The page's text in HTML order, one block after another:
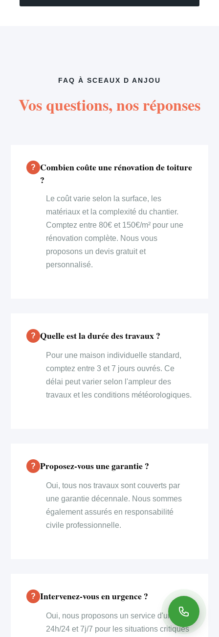
FAQ À SCEAUX D ANJOU
Vos questions, nos réponses
Combien coûte une rénovation de toiture
?
Le coût varie selon la surface, les
matériaux et la complexité du chantier.
Comptez entre 80€ et 150€/m² pour une
rénovation complète. Nous vous
proposons un devis gratuit et
personnalisé.
Quelle est la durée des travaux ?
Pour une maison individuelle standard,
comptez entre 3 et 7 jours ouvrés. Ce
délai peut varier selon l'ampleur des
travaux et les conditions météorologiques.
Proposez-vous une garantie ?
Oui, tous nos travaux sont couverts par
une garantie décennale. Nous sommes
également assurés en responsabilité
civile professionnelle.
Intervenez-vous en urgence ?
Oui, nous proposons un service d'urgence
24h/24 et 7j/7 pour les situations critiques